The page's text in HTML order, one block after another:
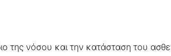
της νόσου και την κατάσταση του